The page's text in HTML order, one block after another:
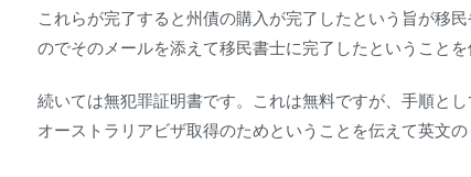
これらが完了すると州債の購入が完了したという旨が移
のでそのメールを添えて移民書士に完了したということを
続いては無犯罪証明書です。これは無料ですが、手順と
オーストラリアビザ取得のためということを伝えて英文の